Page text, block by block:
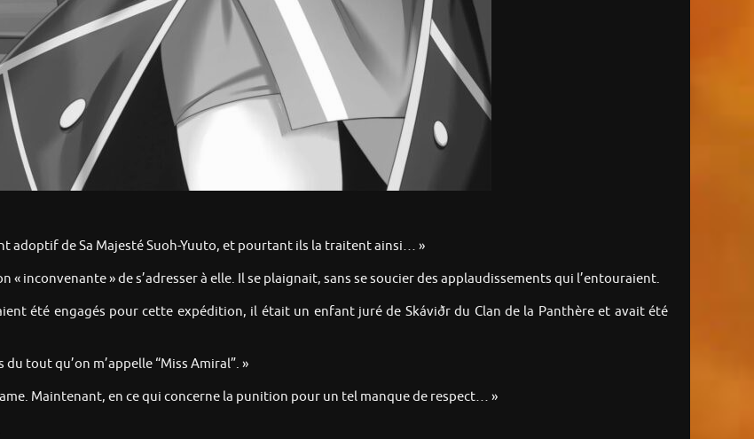
adoptif de Sa Majesté Suoh-Yuuto, et pourtant ils la traitent ainsi… »
« inconvenante » de s’adresser à elle. Il se plaignait, sans se soucier des applaudissements qui l’entouraient.
été engagés pour cette expédition, il était un enfant juré de Skáviðr du Clan de la Panthère et avait été
tout qu’on m’appelle “Miss Amiral”. »
Maintenant, en ce qui concerne la punition pour un tel manque de respect… »